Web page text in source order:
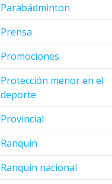
Parabádminton
Prensa
Promociones
Protección menor en el
deporte
Provincial
Ranquin
Ranquin nacional